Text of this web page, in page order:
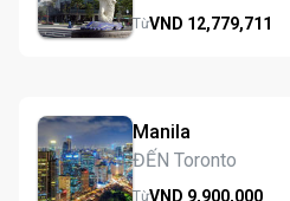
TừVND 12,779,711
Manila
ĐẾN Toronto
TừVND 9,900,000